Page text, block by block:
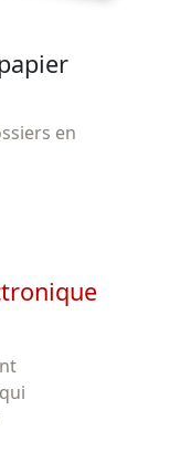
en